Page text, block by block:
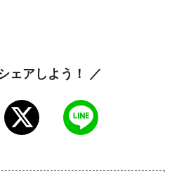
ェアしよう！ ／